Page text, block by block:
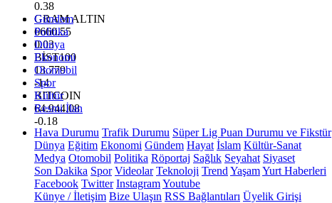
0.38
GRAM ALTIN
6660.55
0.03
BİST100
13.779
-14
BITCOIN
64.944,08
-0.18
Gündem
Politika
Dünya
Ekonomi
Otomobil
Spor
Kültür
Resmi İlan
Hava Durumu Trafik Durumu Süper Lig Puan Durumu ve Fikstür
Dünya Eğitim Ekonomi Gündem Hayat İslam Kültür-Sanat
Medya Otomobil Politika Röportaj Sağlık Seyahat Siyaset
Son Dakika Spor Videolar Teknoloji Trend YaşamYurt Haberleri
Facebook Twitter InstagramYoutube
Künye / İletişim Bize Ulaşın RSS Bağlantıları Üyelik Girişi